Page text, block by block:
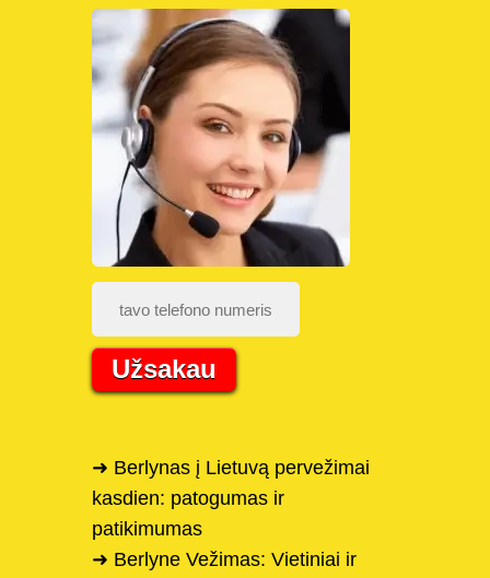
Užsakau
➜ Berlynas į Lietuvą pervežimai
kasdien: patogumas ir
patikimumas
➜ Berlyne Vežimas: Vietiniai ir